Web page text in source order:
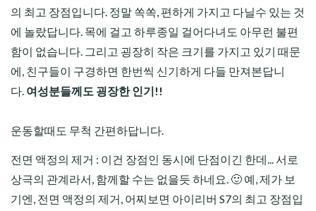
의 최고 장점입니다. 정말 쏙쏙, 편하게 가지고 다닐수 있는 것
에 놀랐답니다. 목에 걸고 하루종일 걸어다녀도 아무런 불편
함이 없습니다. 그리고 굉장히 작은 크기를 가지고 있기 때문
에, 친구들이 구경하면 한번씩 신기하게 다들 만져본답니
다. 여성분들께도 굉장한 인기!!
운동할때도 무척 간편하답니다.
전면 액정의 제거 : 이건 장점인 동시에 단점이긴 한데... 서로
상극의 관계라서, 함께할 수는 없을듯 하네요. 🙂 예, 제가 보
기엔, 전면 액정의 제거, 어찌보면 아이리버 S7의 최고 장점입